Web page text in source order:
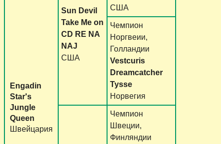
Engadin
Star's
Jungle
Queen
Швейцария
Sun Devil
Take Me on
CD RE NA
NAJ
США
США
Чемпион
Норгвеии,
Голландии
Vestcuris
Dreamcatcher
Tysse
Норвегия
Чемпион
Швеции,
Финляндии